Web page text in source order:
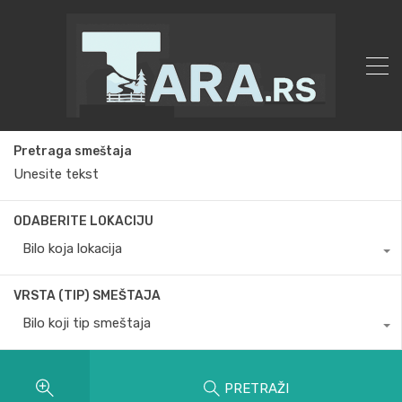
Pretraga smeštaja
ODABERITE LOKACIJU
Bilo koja lokacija
VRSTA (TIP) SMEŠTAJA
Bilo koji tip smeštaja
PRETRAŽI